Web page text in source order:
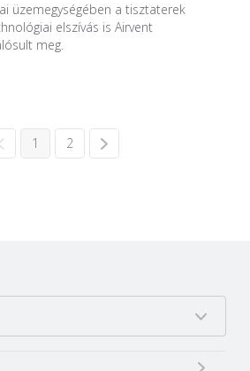
üzem­egységében a tiszta­terek
elszívás is Airvent
meg.
1 2